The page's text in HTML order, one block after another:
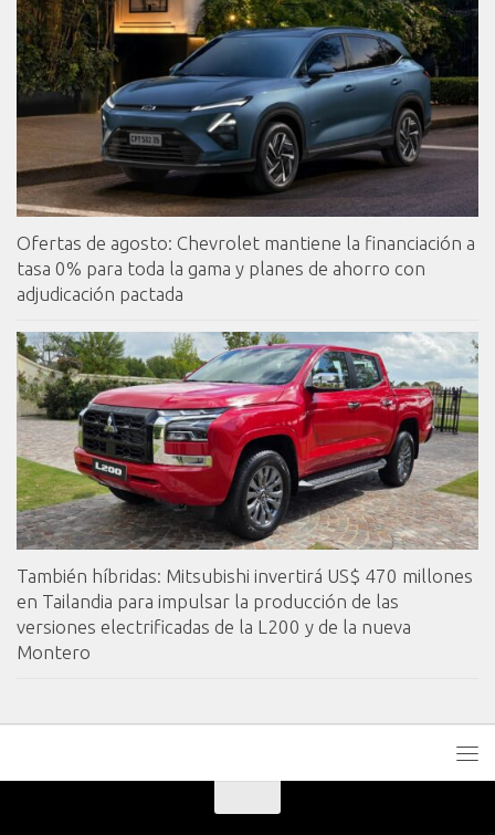
Ofertas de agosto: Chevrolet mantiene la financiación a
tasa 0% para toda la gama y planes de ahorro con
adjudicación pactada
También híbridas: Mitsubishi invertirá US$ 470 millones
en Tailandia para impulsar la producción de las
versiones electrificadas de la L200 y de la nueva
Montero